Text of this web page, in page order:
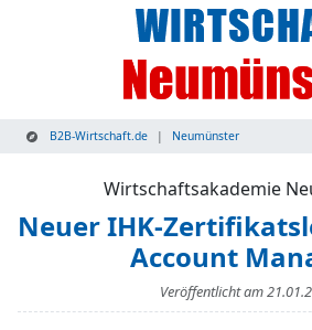
B2B-Wirtschaft.de Neumünster
Wirtschaftsakademie
Neuer IHK-
Account
Veröffentlicht am